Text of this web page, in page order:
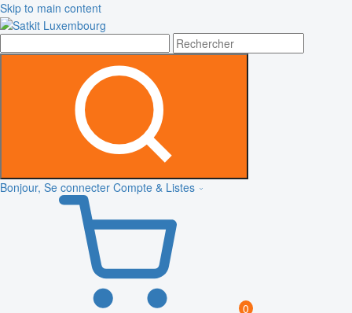
Skip to main content
Bonjour, Se connecter Compte & Listes
0